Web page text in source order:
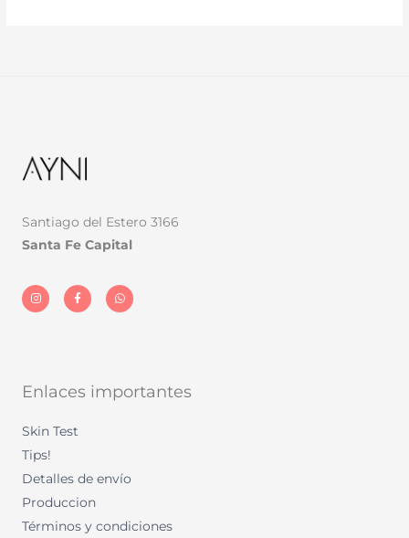
Santiago del Estero 3166
Santa Fe Capital
n
s
t
a
c
e
h
a
t
Enlaces importantes
Skin Test
Tips!
Detalles de envío
Produccion
Términos y condiciones